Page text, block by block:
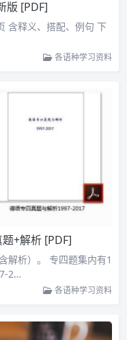
版 [PDF]
含释义、搭配、例句 下
各语种学习资料
+解析 [PDF]
解析）。 专四题集内有1
2…
各语种学习资料